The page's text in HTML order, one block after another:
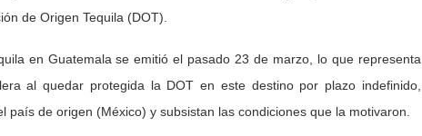
de Origen Tequila (DOT).
en Guatemala se emitió el pasado 23 de marzo, lo que representa
al quedar protegida la DOT en este destino por plazo indefinido,
país de origen (México) y subsistan las condiciones que la motivaron.